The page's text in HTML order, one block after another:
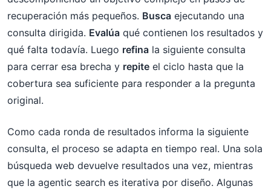
recuperación más pequeños. Busca ejecutando una
consulta dirigida. Evalúa qué contienen los resultados y
qué falta todavía. Luego refina la siguiente consulta
para cerrar esa brecha y repite el ciclo hasta que la
cobertura sea suficiente para responder a la pregunta
original.
Como cada ronda de resultados informa la siguiente
consulta, el proceso se adapta en tiempo real. Una sola
búsqueda web devuelve resultados una vez, mientras
que la agentic search es iterativa por diseño. Algunas